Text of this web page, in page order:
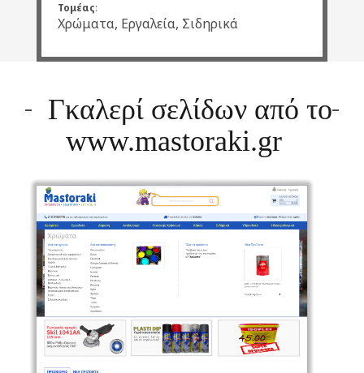
Τομέας:
Χρώματα, Εργαλεία, Σιδηρικά
Γκαλερί σελίδων από το
www.mastoraki.gr